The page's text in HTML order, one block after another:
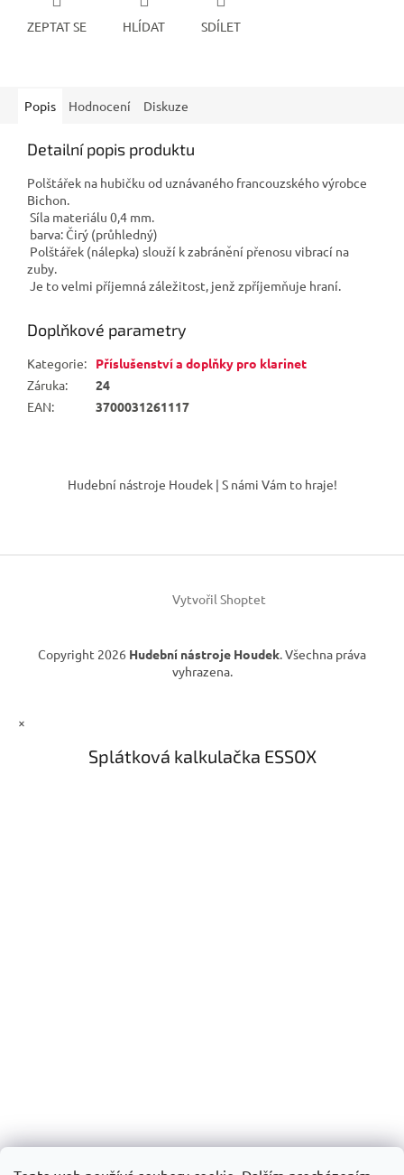
ZEPTAT SE HLÍDAT SDÍLET
Popis Hodnocení Diskuze
Detailní popis produktu
Polštářek na hubičku od uznávaného francouzského výrobce
Bichon.
Síla materiálu 0,4 mm.
barva: Čirý (průhledný)
Polštářek (nálepka) slouží k zabránění přenosu vibrací na
zuby.
Je to velmi příjemná záležitost, jenž zpříjemňuje hraní.
Doplňkové parametry
Kategorie:
Příslušenství a doplňky pro klarinet
Záruka:
24
EAN: 3700031261117
í
Hudební nástroje Houdek | S námi Vám to hraje!
Vytvořil Shoptet
Copyright 2026 Hudební nástroje Houdek. Všechna práva
vyhrazena.
×
Splátková kalkulačka ESSOX